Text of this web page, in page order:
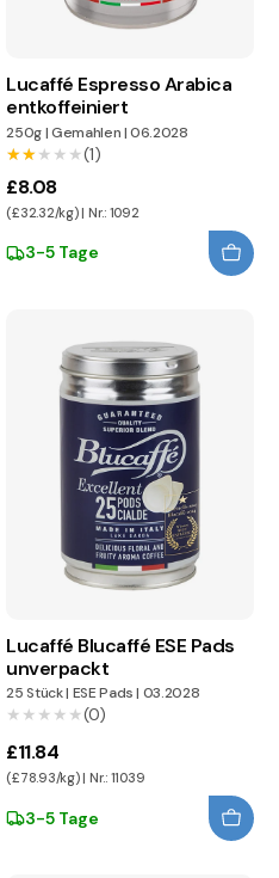
Lucaffé Espresso Arabica
entkoffeiniert
250g|Gemahlen|06.2028
★★★★★
★★★★★(1)
£8.08
(£32.32/kg) | Nr.: 1092
3-5 Tage
Lucaffé Blucaffé ESE Pads
unverpackt
25 Stück| ESE Pads| 03.2028
★★★★★
★★★★★(0)
£11.84
(£78.93/kg) | Nr.: 11039
3-5 Tage